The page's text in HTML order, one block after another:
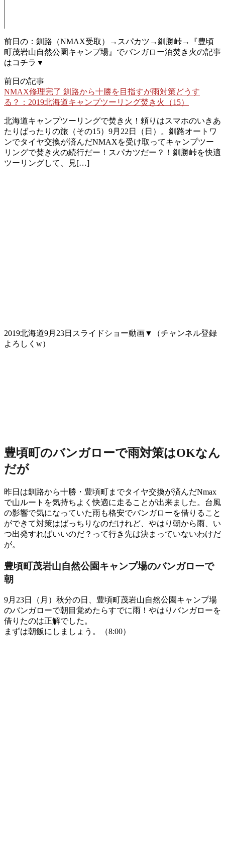
前日の：釧路（NMAX受取）→スパカツ→釧勝峠→『豊頃
町茂岩山自然公園キャンプ場』でバンガロー泊焚き火の記事
はコチラ▼
前日の記事
NMAX修理完了 釧路から十勝を目指すが雨対策どうす
る？：2019北海道キャンプツーリング焚き火（15）
北海道キャンプツーリングで焚き火！頼りはスマホのいきあ
たりばったりの旅（その15）9月22日（日）。釧路オートワ
ンでタイヤ交換が済んだNMAXを受け取ってキャンプツー
リングで焚き火の続行だー！スパカツだー？！釧勝峠を快適
ツーリングして、見[…]
2019北海道9月23日スライドショー動画▼（チャンネル登録
よろしくw）
豊頃町のバンガローで雨対策はOKなん
だが
昨日は釧路から十勝・豊頃町までタイヤ交換が済んだNmax
で山ルートを気持ちよく快適に走ることが出来ました。台風
の影響で気になっていた雨も格安でバンガローを借りること
ができて対策はばっちりなのだけれど、やはり朝から雨、い
つ出発すればいいのだ？って行き先は決まっていないわけだ
が。
豊頃町茂岩山自然公園キャンプ場のバンガローで
朝
9月23日（月）秋分の日、豊頃町茂岩山自然公園キャンプ場
のバンガローで朝目覚めたらすでに雨！やはりバンガローを
借りたのは正解でした。
まずは朝飯にしましょう。（8:00）